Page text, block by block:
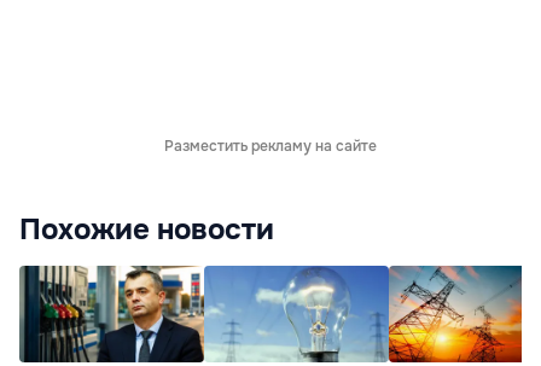
Разместить рекламу на сайте
Похожие новости